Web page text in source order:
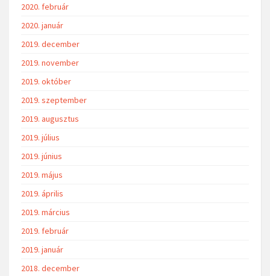
2020. február
2020. január
2019. december
2019. november
2019. október
2019. szeptember
2019. augusztus
2019. július
2019. június
2019. május
2019. április
2019. március
2019. február
2019. január
2018. december